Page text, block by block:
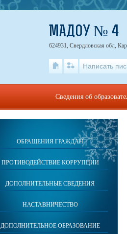
ОБРАЩЕНИЯ ГРАЖДАН
ПРОТИВОДЕЙСТВИЕ КОРРУПЦИИ
ДОПОЛНИТЕЛЬНЫЕ СВЕДЕНИЯ
НАСТАВНИЧЕСТВО
ДОПОЛНИТЕЛЬНОЕ ОБРАЗОВАНИЕ
МАДОУ № 4
624931, Свердловская обл,
Написать
Сведения об